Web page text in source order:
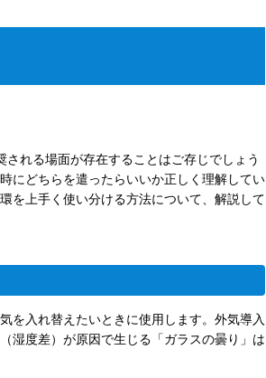
れる場面が存在することはご存じでしょう
にどちらを遣ったらいいか正しく理解してい
を上手く使い分ける方法について、解説して
を入れ替えたいときに使用します。外気導入
湿度差）が原因で生じる「ガラスの曇り」は